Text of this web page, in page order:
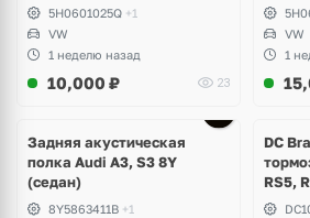
5H0601025Q +1
VW
1 неделю назад
10,000 ₽ 23
VW
1
Задняя акустическая
полка Audi A3, S3 8Y
(седан)
8Y5863411B +1
DC
RS5,